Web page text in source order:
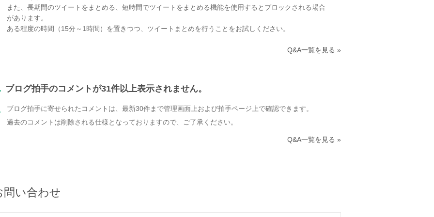
また、長期間のツイートをまとめる、短時間でツイートをまとめる機能を使用するとブロックされる場合
があります。
ある程度の時間（15分～1時間）を置きつつ、ツイートまとめを行うことをお試しください。
Q&A一覧を見る »
ブログ拍手のコメントが31件以上表示されません。
ブログ拍手に寄せられたコメントは、最新30件まで管理画面上および拍手ページ上で確認できます。
過去のコメントは削除される仕様となっておりますので、ご了承ください。
Q&A一覧を見る »
問い合わせ